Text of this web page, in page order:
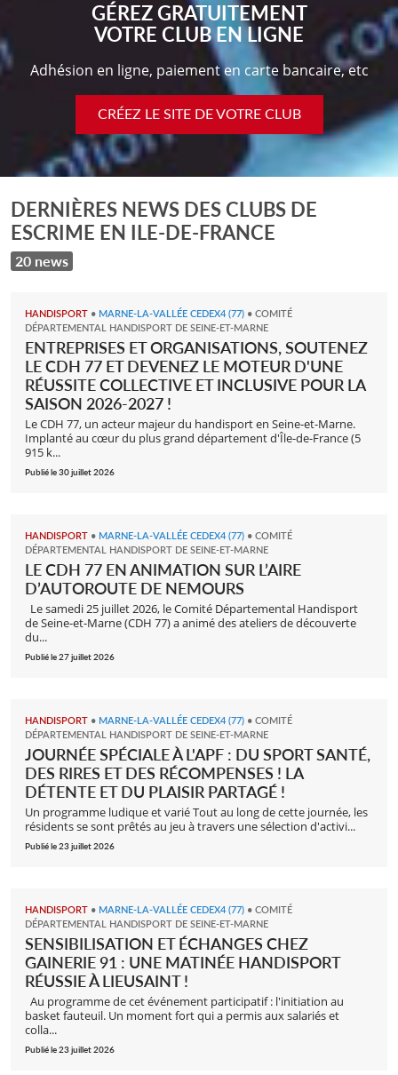
GÉREZ GRATUITEMENT
VOTRE CLUB EN LIGNE
Adhésion en ligne, paiement en carte bancaire, etc
CRÉEZ LE SITE DE VOTRE CLUB
DERNIÈRES NEWS DES CLUBS DE
ESCRIME EN ILE-DE-FRANCE
20 news
HANDISPORT • MARNE-LA-VALLÉE CEDEX4 (77) • COMITÉ
DÉPARTEMENTAL HANDISPORT DE SEINE-ET-MARNE
ENTREPRISES ET ORGANISATIONS, SOUTENEZ
LE CDH 77 ET DEVENEZ LE MOTEUR D'UNE
RÉUSSITE COLLECTIVE ET INCLUSIVE POUR LA
SAISON 2026-2027 !
Le CDH 77, un acteur majeur du handisport en Seine-et-Marne.
Implanté au cœur du plus grand département d'Île-de-France (5
915 k...
Publié le 30 juillet 2026
HANDISPORT • MARNE-LA-VALLÉE CEDEX4 (77) • COMITÉ
DÉPARTEMENTAL HANDISPORT DE SEINE-ET-MARNE
LE CDH 77 EN ANIMATION SUR L’AIRE
D’AUTOROUTE DE NEMOURS
Le samedi 25 juillet 2026, le Comité Départemental Handisport
de Seine-et-Marne (CDH 77) a animé des ateliers de découverte
du...
Publié le 27 juillet 2026
HANDISPORT • MARNE-LA-VALLÉE CEDEX4 (77) • COMITÉ
DÉPARTEMENTAL HANDISPORT DE SEINE-ET-MARNE
JOURNÉE SPÉCIALE À L'APF : DU SPORT SANTÉ,
DES RIRES ET DES RÉCOMPENSES ! LA
DÉTENTE ET DU PLAISIR PARTAGÉ !
Un programme ludique et varié Tout au long de cette journée, les
résidents se sont prêtés au jeu à travers une sélection d'activi...
Publié le 23 juillet 2026
HANDISPORT • MARNE-LA-VALLÉE CEDEX4 (77) • COMITÉ
DÉPARTEMENTAL HANDISPORT DE SEINE-ET-MARNE
SENSIBILISATION ET ÉCHANGES CHEZ
GAINERIE 91 : UNE MATINÉE HANDISPORT
RÉUSSIE À LIEUSAINT !
Au programme de cet événement participatif : l'initiation au
basket fauteuil. Un moment fort qui a permis aux salariés et
colla...
Publié le 23 juillet 2026